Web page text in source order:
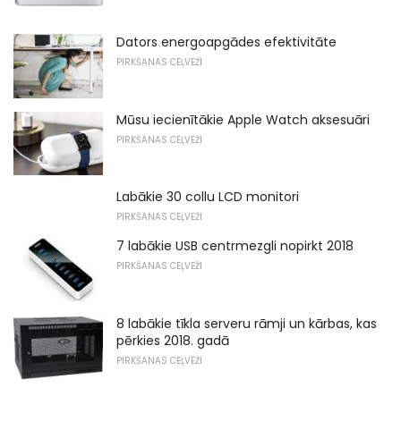
Dators energoapgādes efektivitāte
PIRKŠANAS CEĻVEŽI
Mūsu iecienītākie Apple Watch aksesuāri
PIRKŠANAS CEĻVEŽI
Labākie 30 collu LCD monitori
PIRKŠANAS CEĻVEŽI
7 labākie USB centrmezgli nopirkt 2018
PIRKŠANAS CEĻVEŽI
8 labākie tīkla serveru rāmji un kārbas, kas
pērkies 2018. gadā
PIRKŠANAS CEĻVEŽI